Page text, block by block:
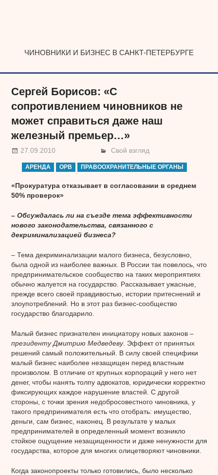
ЧИНОВНИКИ И БИЗНЕС В САНКТ-ПЕТЕРБУРГЕ
Сергей Борисов: «С
сопротивлением чиновников не
может справиться даже наш
железный премьер…»
27.09.2010 Свой взгляд
АРЕНДА ОРВ ПРАВООХРАНИТЕЛЬНЫЕ ОРГАНЫ
«Прокуратура отказывает в согласовании в среднем
50% проверок»
– Обсуждалась ли на съезде тема эффективности
нового законодательства, связанного с
декриминализацией бизнеса?
– Тема декриминализации малого бизнеса, безусловно,
была одной из наиболее важных. В России так повелось, что
предпринимательское сообщество на таких мероприятиях
обычно жалуется на государство. Рассказывает ужасные,
прежде всего своей правдивостью, истории притеснений и
злоупотреблений. Но в этот раз бизнес-сообщество
государство благодарило.
Малый бизнес признателен инициатору новых законов –
президенту Дмитрию Медведеву. Эффект от принятых
решений самый положительный. В силу своей специфики
малый бизнес наиболее незащищен перед властным
произволом. В отличие от крупных корпораций у него нет
денег, чтобы нанять толпу адвокатов, юридически корректно
фиксирующих каждое нарушение властей. С другой
стороны, с точки зрения недобросовестного чиновника, у
такого предпринимателя есть что отобрать: имущество,
деньги, сам бизнес, наконец. В результате у малых
предпринимателей в определенный момент возникло
стойкое ощущение незащищенности и даже ненужности для
государства, которое для многих олицетворяют чиновники.
Когда законопроекты только готовились, было несколько